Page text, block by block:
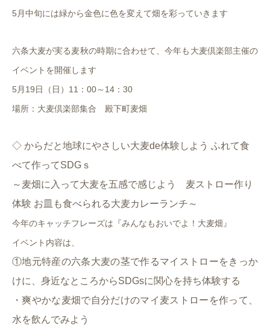
5月中旬には緑から金色に色を変えて畑を彩っていきます
六条大麦が実る麦秋の時期に合わせて、今年も大麦倶楽部主催の
イベントを開催します
5月19日（日）11：00～14：30
場所：大麦倶楽部集合 殿下町麦畑
◇ からだと地球にやさしい大麦de体験しよう ふれて食
べて作ってSDGｓ
～麦畑に入って大麦を五感で感じよう 麦ストロー作り
体験 お皿も食べられる大麦カレーランチ～
今年のキャッチフレーズは『みんなもおいでよ！大麦畑』
イベント内容は、
①地元特産の六条大麦の茎で作るマイストローをきっか
けに、身近なところからSDGsに関心を持ち体験する
・爽やかな麦畑で自分だけのマイ麦ストローを作って、
水を飲んでみよう